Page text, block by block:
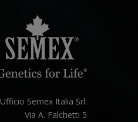
Ufficio Semex Italia Srl:
Via A. Falchetti 5